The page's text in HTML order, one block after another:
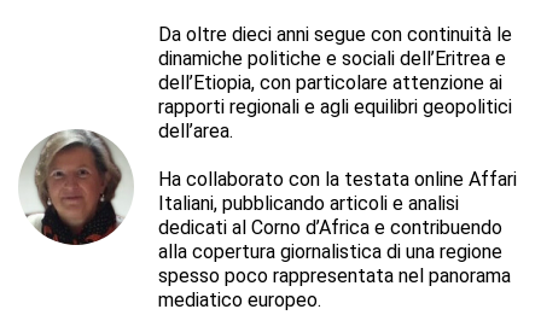
Da oltre dieci anni segue con continuità le
dinamiche politiche e sociali dell’Eritrea e
dell’Etiopia, con particolare attenzione ai
rapporti regionali e agli equilibri geopolitici
dell’area.
Ha collaborato con la testata online Affari
Italiani, pubblicando articoli e analisi
dedicati al Corno d’Africa e contribuendo
alla copertura giornalistica di una regione
spesso poco rappresentata nel panorama
mediatico europeo.